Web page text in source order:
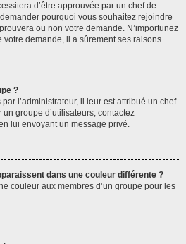
d’être approuvée par un chef de
pourquoi vous souhaitez rejoindre
ou non votre demande. N’importunez
votre demande, il a sûrement ses raisons.
?
l’administrateur, il leur est attribué un chef
groupe d’utilisateurs, contactez
lui envoyant un message privé.
dans une couleur différente ?
couleur aux membres d’un groupe pour les